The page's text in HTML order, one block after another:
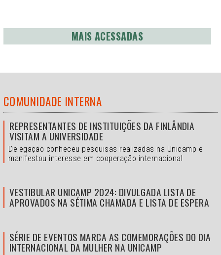
MAIS ACESSADAS
COMUNIDADE INTERNA
REPRESENTANTES DE INSTITUIÇÕES DA FINLÂNDIA
VISITAM A UNIVERSIDADE
Delegação conheceu pesquisas realizadas na Unicamp e
manifestou interesse em cooperação internacional
VESTIBULAR UNICAMP 2024: DIVULGADA LISTA DE
APROVADOS NA SÉTIMA CHAMADA E LISTA DE ESPERA
SÉRIE DE EVENTOS MARCA AS COMEMORAÇÕES DO DIA
INTERNACIONAL DA MULHER NA UNICAMP